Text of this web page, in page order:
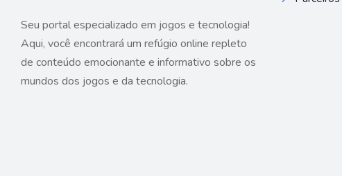
Seu portal especializado em jogos e tecnologia!
Aqui, você encontrará um refúgio online repleto
de conteúdo emocionante e informativo sobre os
mundos dos jogos e da tecnologia.